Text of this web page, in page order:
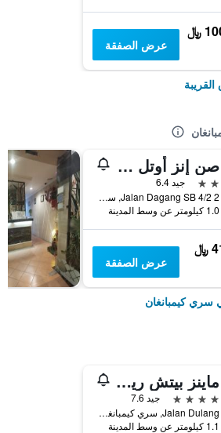
﷼
عرض الصفقة
صن إنز أوتل ديمند 1 سيري كمبانجان
2 نجمتين
جيد 6.4
2 Jalan Dagang SB 4/2, سري كيمبانغان, ماليزيا
1.0 كيلومتر عن وسط المدينة
﷼
عرض الصفقة
سري كيمبانغان
ماينز بيتش ريزورت هوتل
4 نجوم
جيد 7.6
Jalan Dulang, سري كيمبانغان, ماليزيا
1.1 كيلومتر عن وسط المدينة